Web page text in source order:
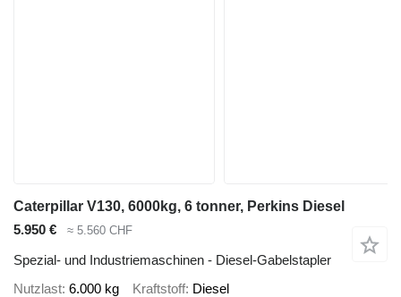
Caterpillar V130, 6000kg, 6 tonner, Perkins Diesel
5.950 €
≈ 5.560 CHF
Spezial- und Industriemaschinen - Diesel-Gabelstapler
Nutzlast 6.000 kg Kraftstoff Diesel